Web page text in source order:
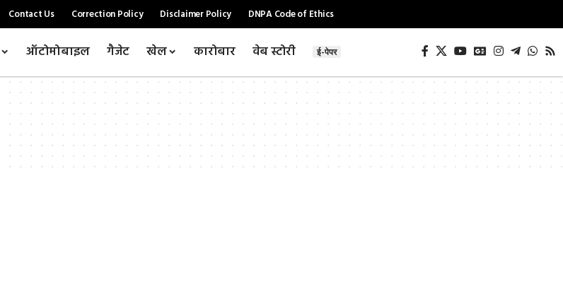
Contact Us Correction Policy Disclaimer Policy DNPA Code of Ethics
ऑटोमोबाइल गैजेट खेल कारोबार वेब स्टोरी ई-पेपर